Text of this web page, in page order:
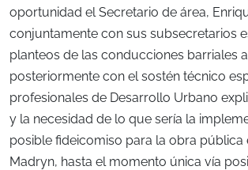
oportunidad el Secretario de área,
conjuntamente con sus subsecretarios
planteos de las conducciones barriales
posteriormente con el sostén técnico
profesionales de Desarrollo Urbano
y la necesidad de lo que sería la
posible fideicomiso para la obra pública
Madryn, hasta el momento única vía